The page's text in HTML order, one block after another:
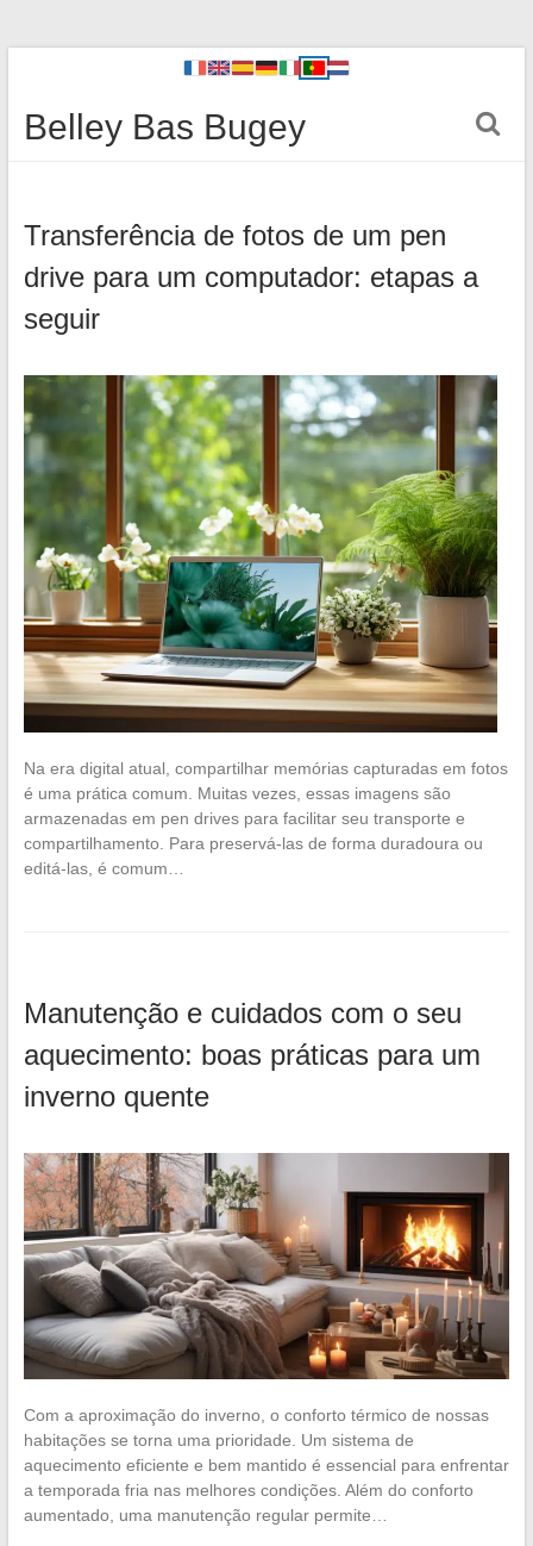
Belley Bas Bugey
Transferência de fotos de um pen
drive para um computador: etapas a
seguir
Na era digital atual, compartilhar memórias capturadas em fotos
é uma prática comum. Muitas vezes, essas imagens são
armazenadas em pen drives para facilitar seu transporte e
compartilhamento. Para preservá-las de forma duradoura ou
editá-las, é comum…
Manutenção e cuidados com o seu
aquecimento: boas práticas para um
inverno quente
Com a aproximação do inverno, o conforto térmico de nossas
habitações se torna uma prioridade. Um sistema de
aquecimento eficiente e bem mantido é essencial para enfrentar
a temporada fria nas melhores condições. Além do conforto
aumentado, uma manutenção regular permite…